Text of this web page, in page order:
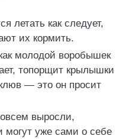
летать как следует,
их кормить.
молодой воробышек
топорщит крылышки
— это он просит
выросли,
могут уже сами о себе